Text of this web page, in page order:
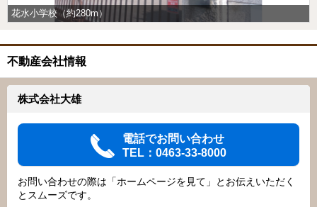
花水小学校（約280m）
不動産会社情報
株式会社大雄
電話でお問い合わせ
TEL：0463-33-8000
お問い合わせの際は「ホームページを見て」とお伝えいただく
とスムーズです。